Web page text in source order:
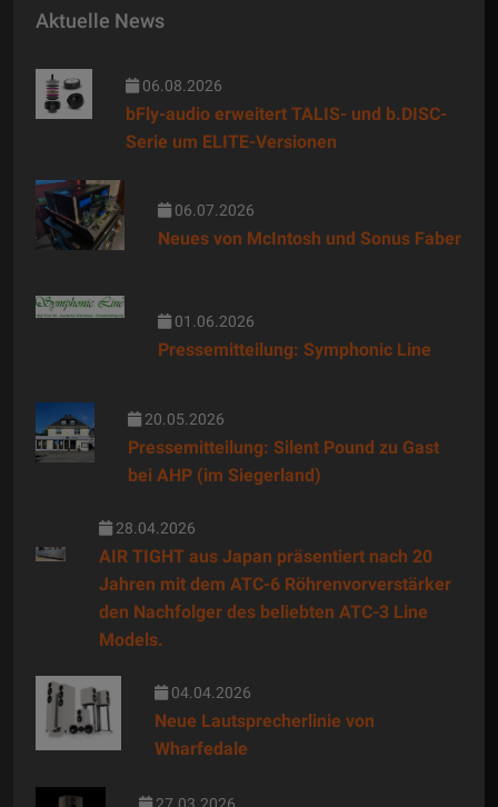
Aktuelle News
06.08.2026
bFly-audio erweitert TALIS- und b.DISC-
Serie um ELITE-Versionen
06.07.2026
Neues von McIntosh und Sonus Faber
01.06.2026
Pressemitteilung: Symphonic Line
20.05.2026
Pressemitteilung: Silent Pound zu Gast
bei AHP (im Siegerland)
28.04.2026
AIR TIGHT aus Japan präsentiert nach 20
Jahren mit dem ATC-6 Röhrenvorverstärker
den Nachfolger des beliebten ATC-3 Line
Models.
04.04.2026
Neue Lautsprecherlinie von
Wharfedale
27.03.2026